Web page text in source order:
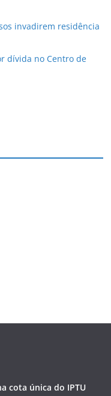
invadirem residência
dívida no Centro de
cota única do IPTU